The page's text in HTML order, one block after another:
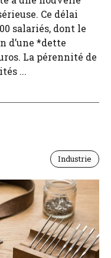
Ce délai
salariés, dont le
d’une *dette
La pérennité de
...
Industrie